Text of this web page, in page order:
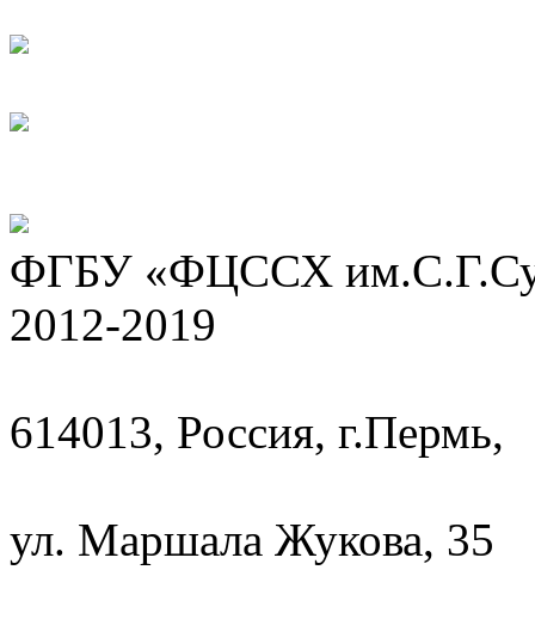
ФГБУ «ФЦССХ
2012-2019
614013, Россия, г.Пермь,
ул. Маршала Жукова, 35